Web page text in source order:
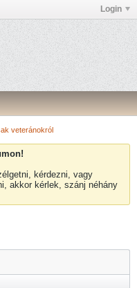
Login
veteránokról
kérdezni, vagy
akkor kérlek, szánj néhány